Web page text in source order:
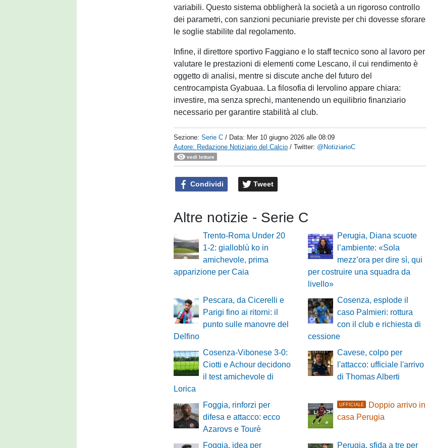
variabili. Questo sistema obbligherà la società a un rigoroso controllo
dei parametri, con sanzioni pecuniarie previste per chi dovesse sforare
le soglie stabilite dal regolamento.
Infine, il direttore sportivo Faggiano e lo staff tecnico sono al lavoro per
valutare le prestazioni di elementi come Lescano, il cui rendimento è
oggetto di analisi, mentre si discute anche del futuro del
centrocampista Gyabuaa. La filosofia di Iervolino appare chiara:
investire, ma senza sprechi, mantenendo un equilibrio finanziario
necessario per garantire stabilità al club.
Sezione:Serie C / Data: Mer 10 giugno 2026 alle 08:09
Autore: Redazione Notiziario del Calcio / Twitter: @NotiziarioC
vedi letture
Condividi Tweet
Altre notizie - Serie C
Trento-Roma Under 20
1-2: gialloblù ko in
amichevole, prima
apparizione per Caia
Perugia, Diana scuote
l’ambiente: «Sola
mezz’ora per dire sì, qui
per costruire una squadra da
livello»
Pescara, da Cicerelli e
Parigi fino ai ritorni: il
punto sulle manovre del
Delfino
Cosenza, esplode il
caso Palmieri: rottura
con il club e richiesta di
cessione
Cosenza-Vibonese 3-0:
Ciotti e Achour decidono
il test amichevole di
Lorica
Cavese, colpo per
l'attacco: ufficiale l'arrivo
di Thomas Alberti
Foggia, rinforzi per
difesa e attacco: ecco
Azarovs e Tourè
UFFICIALE
Doppio arrivo in
casa Perugia
Foggia, idea per
Perugia, sfida a tre per